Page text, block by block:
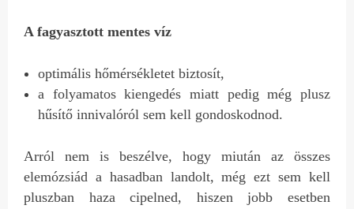
A fagyasztott mentes víz
optimális hőmérsékletet biztosít,
a folyamatos kiengedés miatt pedig még plusz
hűsítő innivalóról sem kell gondoskodnod.
Arról nem is beszélve, hogy miután az összes
elemózsiád a hasadban landolt, még ezt sem kell
pluszban haza cipelned, hiszen jobb esetben